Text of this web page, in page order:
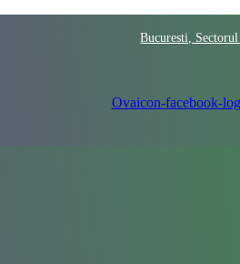
Bucuresti,
Ovaicon-facebook-